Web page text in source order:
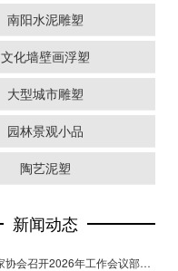
南阳水泥雕塑
文化墙壁画浮塑
大型城市雕塑
园林景观小品
陶艺泥塑
新闻动态
南阳市美术家协会召开2026年工作会议部署全年美术工作